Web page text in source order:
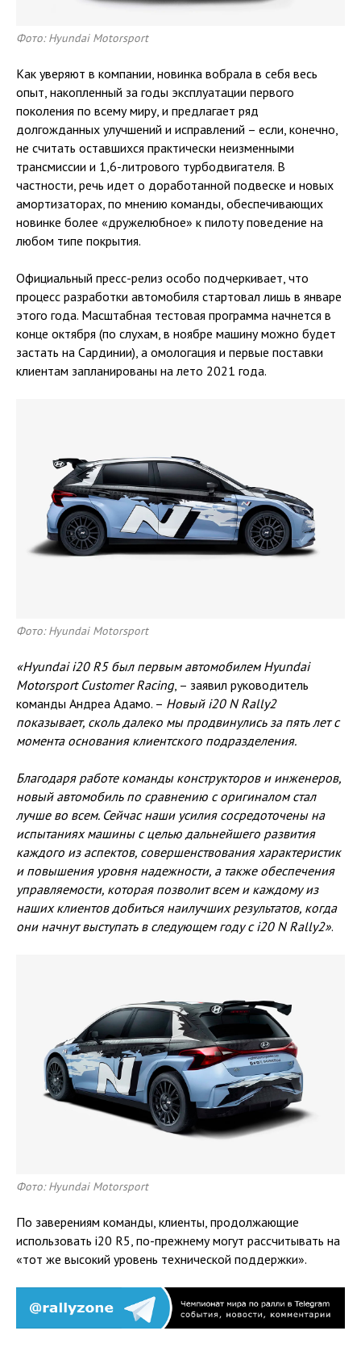
Фото: Hyundai Motorsport
Как уверяют в компании, новинка вобрала в себя весь
опыт, накопленный за годы эксплуатации первого
поколения по всему миру, и предлагает ряд
долгожданных улучшений и исправлений – если, конечно,
не считать оставшихся практически неизменными
трансмиссии и 1,6-литрового турбодвигателя. В
частности, речь идет о доработанной подвеске и новых
амортизаторах, по мнению команды, обеспечивающих
новинке более «дружелюбное» к пилоту поведение на
любом типе покрытия.
Официальный пресс-релиз особо подчеркивает, что
процесс разработки автомобиля стартовал лишь в январе
этого года. Масштабная тестовая программа начнется в
конце октября (по слухам, в ноябре машину можно будет
застать на Сардинии), а омологация и первые поставки
клиентам запланированы на лето 2021 года.
Фото: Hyundai Motorsport
«Hyundai i20 R5 был первым автомобилем Hyundai
Motorsport Customer Racing, – заявил руководитель
команды Андреа Адамо. – Новый i20 N Rally2
показывает, сколь далеко мы продвинулись за пять лет с
момента основания клиентского подразделения.
Благодаря работе команды конструкторов и инженеров,
новый автомобиль по сравнению с оригиналом стал
лучше во всем. Сейчас наши усилия сосредоточены на
испытаниях машины с целью дальнейшего развития
каждого из аспектов, совершенствования характеристик
и повышения уровня надежности, а также обеспечения
управляемости, которая позволит всем и каждому из
наших клиентов добиться наилучших результатов, когда
они начнут выступать в следующем году с i20 N Rally2».
Фото: Hyundai Motorsport
По заверениям команды, клиенты, продолжающие
использовать i20 R5, по-прежнему могут рассчитывать на
«тот же высокий уровень технической поддержки».